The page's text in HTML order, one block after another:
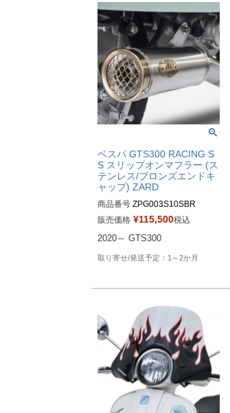
ベスパ GTS300 RACING S
S スリップオンマフラー (ス
テンレス/ブロンズエンドキ
ャップ) ZARD
商品番号 ZPG003S10SBR
販売価格 ¥115,500税込
2020～ GTS300
1～2か月